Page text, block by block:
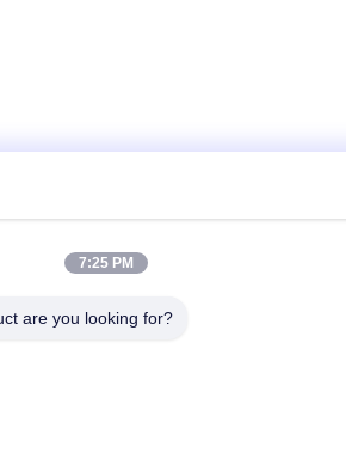
7:25 PM
are you looking for?